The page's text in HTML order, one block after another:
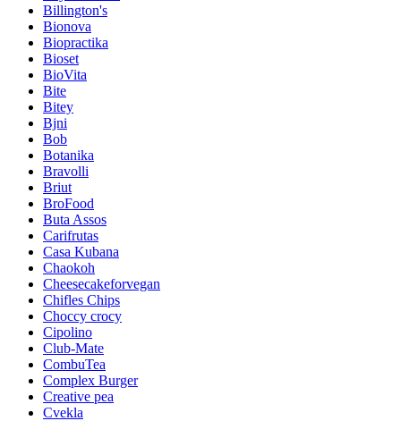
Billington's
Bionova
Biopractika
Bioset
BioVita
Bite
Bitey
Bjni
Bob
Botanika
Bravolli
Briut
BroFood
Buta Assos
Carifrutas
Casa Kubana
Chaokoh
Cheesecakeforvegan
Chifles Chips
Choccy crocy
Cipolino
Club-Mate
CombuTea
Complex Burger
Creative pea
Cvekla